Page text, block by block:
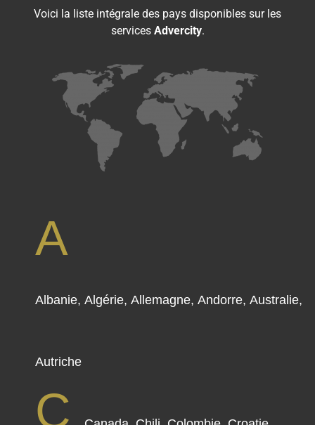
Voici la liste intégrale des pays disponibles sur les
services Advercity.
A
Albanie, Algérie, Allemagne, Andorre, Australie,
Autriche
C